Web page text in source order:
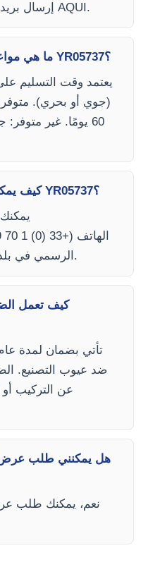
إرسال بريد إلكتروني عبر نموذج الاتصال AQUI.
ما هي مواعيد تسليم خزانة تدفق لاميني YR05737؟
يعتمد وقت التسليم
كيف يمكنني شراء خزانة تدفق لاميني YR05737؟
يمكنك
50) أو عبر موقع Kalstein الرسمي في بلدك.
كيف تعمل
ضد عيوب التصنيع.
عن التركيب
هل يمكنني طلب عرض
نعم، يمكنك طلب